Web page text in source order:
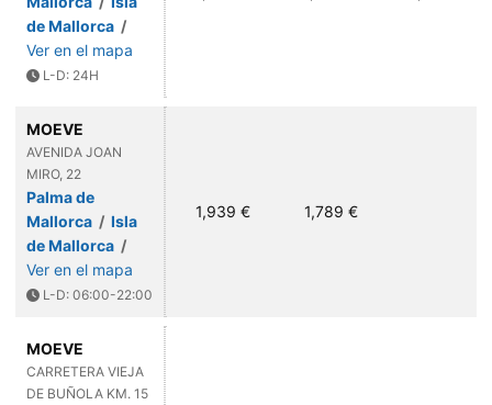
de Mallorca /
Ver en el mapa
L-D: 24H
MOEVE
AVENIDA JOAN
MIRO, 22
Palma de
Mallorca / Isla
de Mallorca /
Ver en el mapa
L-D: 06:00-22:00
1,939 € 1,789 €
MOEVE
CARRETERA VIEJA
DE BUÑOLA KM. 15